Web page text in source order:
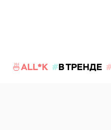
🍜ALL*K В ТРЕНДЕ